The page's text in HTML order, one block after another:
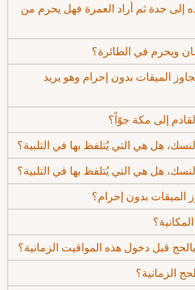
إلى جدة ثم أراد العمرة فهل يحرم من
ويحرم في الطائرة؟
الميقات بدون إحرام وهو يريد
إلى مكة جوّاً؟
هل هي التي يُتلفظ بها في التلبية؟
هل هي التي يُتلفظ بها في التلبية؟
الميقات بدون إحرام؟
قبل دخول هذه المواقيت الزمانية؟
الزمانية؟